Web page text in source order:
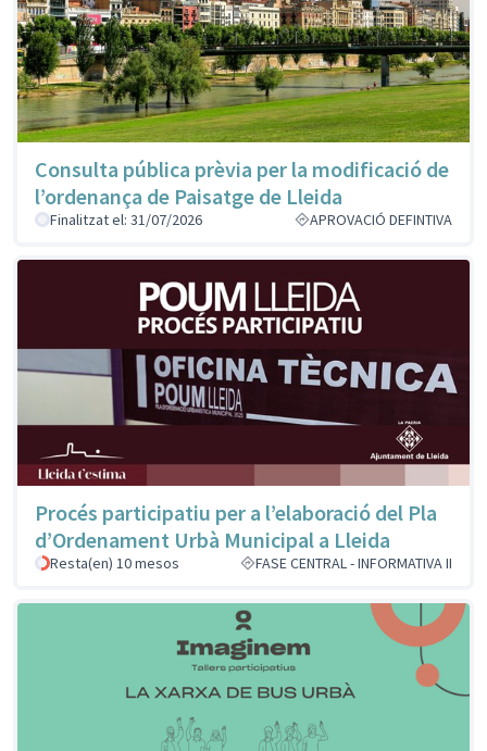
Consulta pública prèvia per la modificació de
l’ordenança de Paisatge de Lleida
Finalitzat el: 31/07/2026 APROVACIÓ DEFINTIVA
Procés participatiu per a l’elaboració del Pla
d’Ordenament Urbà Municipal a Lleida
Resta(en) 10 mesos FASE CENTRAL - INFORMATIVA II